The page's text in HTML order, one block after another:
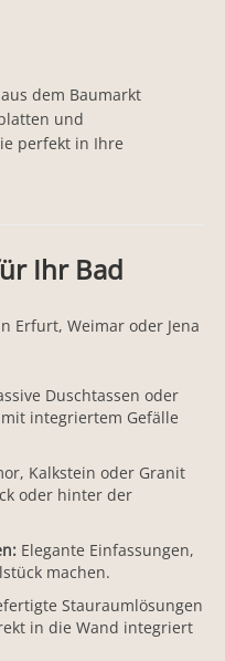
dem Baumarkt
und
perfekt in Ihre
Ihr Bad
Erfurt, Weimar oder Jena
Duschtassen oder
integriertem Gefälle
Kalkstein oder Granit
oder hinter der
Elegante Einfassungen,
machen.
Stauraumlösungen
in die Wand integriert